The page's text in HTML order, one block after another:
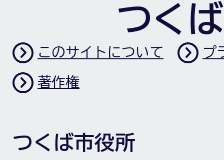
つく
このサイトについて プ
著作権
つくば市役所